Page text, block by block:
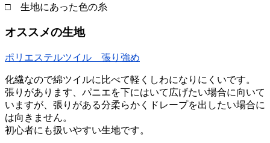
□ 生地にあった色の糸
オススメの生地
ポリエステルツイル 張り強め
化繊なので綿ツイルに比べて軽くしわになりにくいです。
張りがあります、パニエを下にはいて広げたい場合に向いて
いますが、張りがある分柔らかくドレープを出したい場合に
は向きません。
初心者にも扱いやすい生地です。